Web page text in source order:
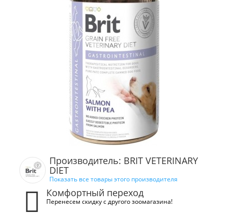
Производитель: BRIT VETERINARY
DIET
Показать все товары этого производителя
Комфортный переход
Перенесем скидку с другого зоомагазина!